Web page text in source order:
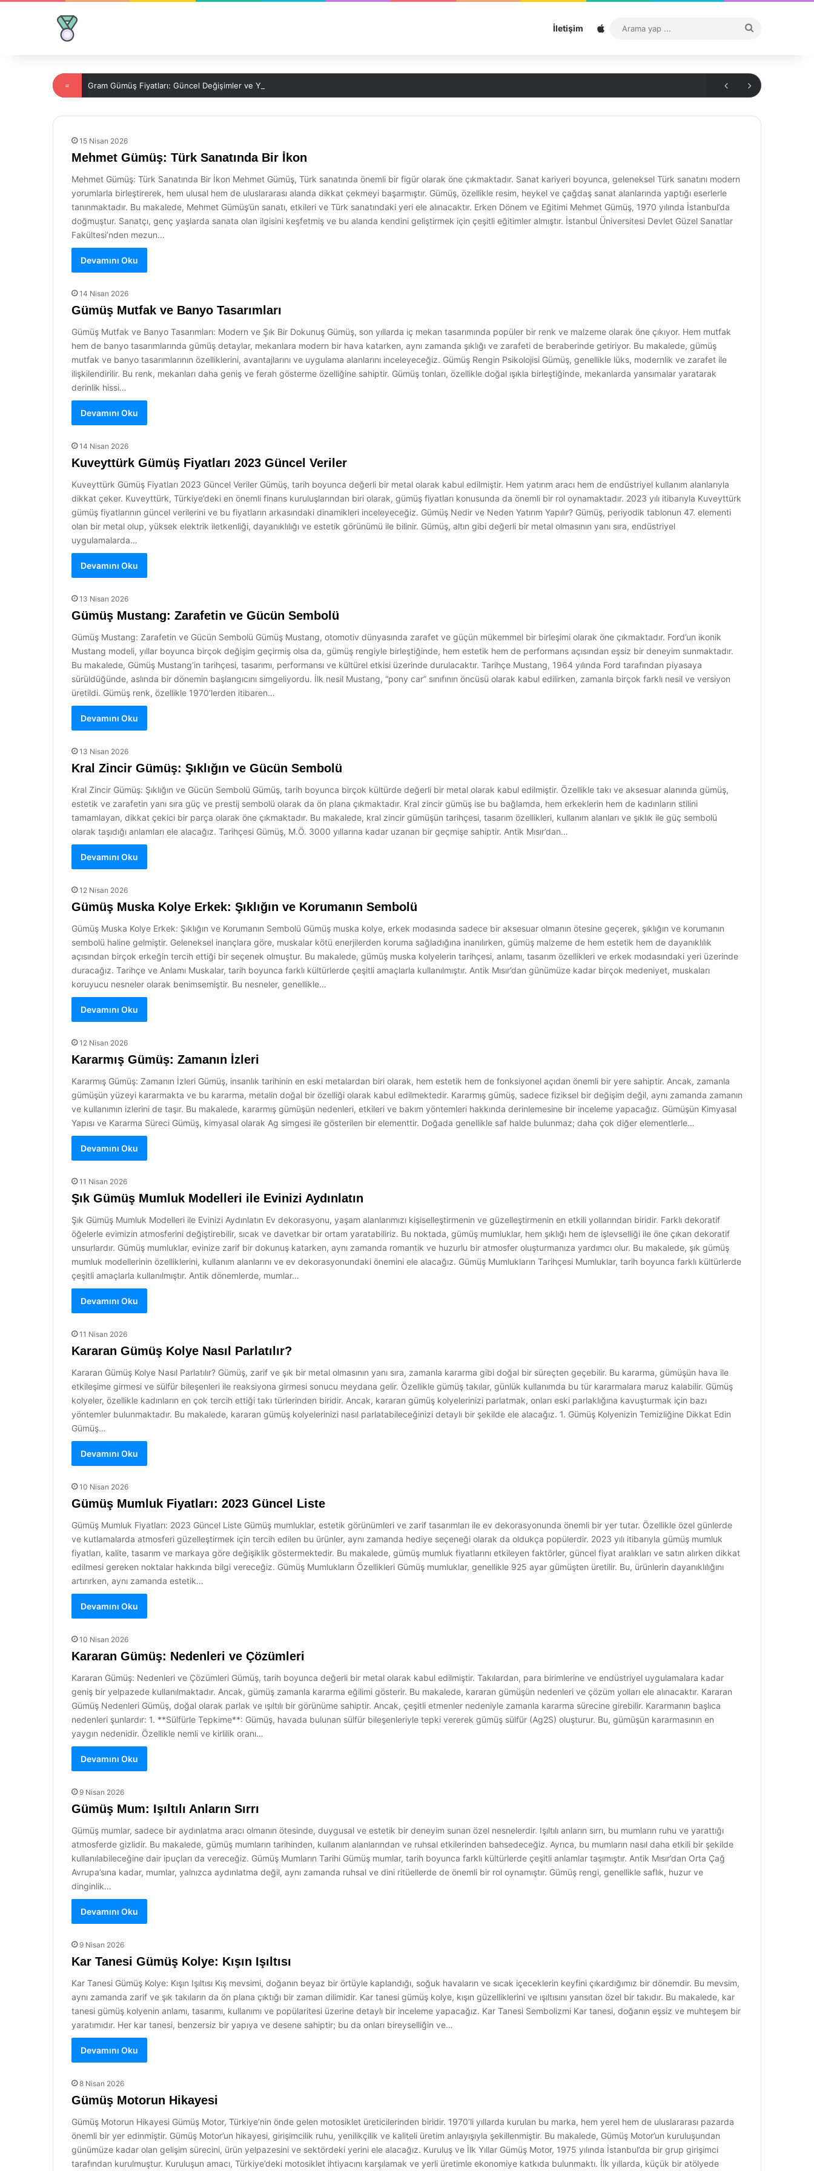
İletişim Sitemap
...
= Gram Gümüş Fiyatları: Güncel Değişimler ve Yatırım Fırsatları
15 Nisan 2026
Mehmet Gümüş: Türk Sanatında Bir İkon
Mehmet Gümüş: Türk Sanatında Bir İkon Mehmet Gümüş, Türk sanatında önemli bir figür olarak öne çıkmaktadır. Sanat kariyeri boyunca, geleneksel Türk sanatını modern
yorumlarla birleştirerek, hem ulusal hem de uluslararası alanda dikkat çekmeyi başarmıştır. Gümüş, özellikle resim, heykel ve çağdaş sanat alanlarında yaptığı eserlerle
tanınmaktadır. Bu makalede, Mehmet Gümüş’ün sanatı, etkileri ve Türk sanatındaki yeri ele alınacaktır. Erken Dönem ve Eğitimi Mehmet Gümüş, 1970 yılında İstanbul’da
doğmuştur. Sanatçı, genç yaşlarda sanata olan ilgisini keşfetmiş ve bu alanda kendini geliştirmek için çeşitli eğitimler almıştır. İstanbul Üniversitesi Devlet Güzel Sanatlar
Fakültesi’nden mezun…
Devamını Oku
14 Nisan 2026
Gümüş Mutfak ve Banyo Tasarımları
Gümüş Mutfak ve Banyo Tasarımları: Modern ve Şık Bir Dokunuş Gümüş, son yıllarda iç mekan tasarımında popüler bir renk ve malzeme olarak öne çıkıyor. Hem mutfak
hem de banyo tasarımlarında gümüş detaylar, mekanlara modern bir hava katarken, aynı zamanda şıklığı ve zarafeti de beraberinde getiriyor. Bu makalede, gümüş
mutfak ve banyo tasarımlarının özelliklerini, avantajlarını ve uygulama alanlarını inceleyeceğiz. Gümüş Rengin Psikolojisi Gümüş, genellikle lüks, modernlik ve zarafet ile
ilişkilendirilir. Bu renk, mekanları daha geniş ve ferah gösterme özelliğine sahiptir. Gümüş tonları, özellikle doğal ışıkla birleştiğinde, mekanlarda yansımalar yaratarak
derinlik hissi…
Devamını Oku
14 Nisan 2026
Kuveyttürk Gümüş Fiyatları 2023 Güncel Veriler
Kuveyttürk Gümüş Fiyatları 2023 Güncel Veriler Gümüş, tarih boyunca değerli bir metal olarak kabul edilmiştir. Hem yatırım aracı hem de endüstriyel kullanım alanlarıyla
dikkat çeker. Kuveyttürk, Türkiye’deki en önemli finans kuruluşlarından biri olarak, gümüş fiyatları konusunda da önemli bir rol oynamaktadır. 2023 yılı itibarıyla Kuveyttürk
gümüş fiyatlarının güncel verilerini ve bu fiyatların arkasındaki dinamikleri inceleyeceğiz. Gümüş Nedir ve Neden Yatırım Yapılır? Gümüş, periyodik tablonun 47. elementi
olan bir metal olup, yüksek elektrik iletkenliği, dayanıklılığı ve estetik görünümü ile bilinir. Gümüş, altın gibi değerli bir metal olmasının yanı sıra, endüstriyel
uygulamalarda…
Devamını Oku
13 Nisan 2026
Gümüş Mustang: Zarafetin ve Gücün Sembolü
Gümüş Mustang: Zarafetin ve Gücün Sembolü Gümüş Mustang, otomotiv dünyasında zarafet ve güçün mükemmel bir birleşimi olarak öne çıkmaktadır. Ford’un ikonik
Mustang modeli, yıllar boyunca birçok değişim geçirmiş olsa da, gümüş rengiyle birleştiğinde, hem estetik hem de performans açısından eşsiz bir deneyim sunmaktadır.
Bu makalede, Gümüş Mustang’in tarihçesi, tasarımı, performansı ve kültürel etkisi üzerinde durulacaktır. Tarihçe Mustang, 1964 yılında Ford tarafından piyasaya
sürüldüğünde, aslında bir dönemin başlangıcını simgeliyordu. İlk nesil Mustang, “pony car” sınıfının öncüsü olarak kabul edilirken, zamanla birçok farklı nesil ve versiyon
üretildi. Gümüş renk, özellikle 1970’lerden itibaren…
Devamını Oku
13 Nisan 2026
Kral Zincir Gümüş: Şıklığın ve Gücün Sembolü
Kral Zincir Gümüş: Şıklığın ve Gücün Sembolü Gümüş, tarih boyunca birçok kültürde değerli bir metal olarak kabul edilmiştir. Özellikle takı ve aksesuar alanında gümüş,
estetik ve zarafetin yanı sıra güç ve prestij sembolü olarak da ön plana çıkmaktadır. Kral zincir gümüş ise bu bağlamda, hem erkeklerin hem de kadınların stilini
tamamlayan, dikkat çekici bir parça olarak öne çıkmaktadır. Bu makalede, kral zincir gümüşün tarihçesi, tasarım özellikleri, kullanım alanları ve şıklık ile güç sembolü
olarak taşıdığı anlamları ele alacağız. Tarihçesi Gümüş, M.Ö. 3000 yıllarına kadar uzanan bir geçmişe sahiptir. Antik Mısır’dan…
Devamını Oku
12 Nisan 2026
Gümüş Muska Kolye Erkek: Şıklığın ve Korumanın Sembolü
Gümüş Muska Kolye Erkek: Şıklığın ve Korumanın Sembolü Gümüş muska kolye, erkek modasında sadece bir aksesuar olmanın ötesine geçerek, şıklığın ve korumanın
sembolü haline gelmiştir. Geleneksel inançlara göre, muskalar kötü enerjilerden koruma sağladığına inanılırken, gümüş malzeme de hem estetik hem de dayanıklılık
açısından birçok erkeğin tercih ettiği bir seçenek olmuştur. Bu makalede, gümüş muska kolyelerin tarihçesi, anlamı, tasarım özellikleri ve erkek modasındaki yeri üzerinde
duracağız. Tarihçe ve Anlamı Muskalar, tarih boyunca farklı kültürlerde çeşitli amaçlarla kullanılmıştır. Antik Mısır’dan günümüze kadar birçok medeniyet, muskaları
koruyucu nesneler olarak benimsemiştir. Bu nesneler, genellikle…
Devamını Oku
12 Nisan 2026
Kararmış Gümüş: Zamanın İzleri
Kararmış Gümüş: Zamanın İzleri Gümüş, insanlık tarihinin en eski metalardan biri olarak, hem estetik hem de fonksiyonel açıdan önemli bir yere sahiptir. Ancak, zamanla
gümüşün yüzeyi kararmakta ve bu kararma, metalin doğal bir özelliği olarak kabul edilmektedir. Kararmış gümüş, sadece fiziksel bir değişim değil, aynı zamanda zamanın
ve kullanımın izlerini de taşır. Bu makalede, kararmış gümüşün nedenleri, etkileri ve bakım yöntemleri hakkında derinlemesine bir inceleme yapacağız. Gümüşün Kimyasal
Yapısı ve Kararma Süreci Gümüş, kimyasal olarak Ag simgesi ile gösterilen bir elementtir. Doğada genellikle saf halde bulunmaz; daha çok diğer elementlerle…
Devamını Oku
11 Nisan 2026
Şık Gümüş Mumluk Modelleri ile Evinizi Aydınlatın
Şık Gümüş Mumluk Modelleri ile Evinizi Aydınlatın Ev dekorasyonu, yaşam alanlarımızı kişiselleştirmenin ve güzelleştirmenin en etkili yollarından biridir. Farklı dekoratif
öğelerle evimizin atmosferini değiştirebilir, sıcak ve davetkar bir ortam yaratabiliriz. Bu noktada, gümüş mumluklar, hem şıklığı hem de işlevselliği ile öne çıkan dekoratif
unsurlardır. Gümüş mumluklar, evinize zarif bir dokunuş katarken, aynı zamanda romantik ve huzurlu bir atmosfer oluşturmanıza yardımcı olur. Bu makalede, şık gümüş
mumluk modellerinin özelliklerini, kullanım alanlarını ve ev dekorasyonundaki önemini ele alacağız. Gümüş Mumlukların Tarihçesi Mumluklar, tarih boyunca farklı kültürlerde
çeşitli amaçlarla kullanılmıştır. Antik dönemlerde, mumlar…
Devamını Oku
11 Nisan 2026
Kararan Gümüş Kolye Nasıl Parlatılır?
Kararan Gümüş Kolye Nasıl Parlatılır? Gümüş, zarif ve şık bir metal olmasının yanı sıra, zamanla kararma gibi doğal bir süreçten geçebilir. Bu kararma, gümüşün hava ile
etkileşime girmesi ve sülfür bileşenleri ile reaksiyona girmesi sonucu meydana gelir. Özellikle gümüş takılar, günlük kullanımda bu tür kararmalara maruz kalabilir. Gümüş
kolyeler, özellikle kadınların en çok tercih ettiği takı türlerinden biridir. Ancak, kararan gümüş kolyelerinizi parlatmak, onları eski parlaklığına kavuşturmak için bazı
yöntemler bulunmaktadır. Bu makalede, kararan gümüş kolyelerinizi nasıl parlatabileceğinizi detaylı bir şekilde ele alacağız. 1. Gümüş Kolyenizin Temizliğine Dikkat Edin
Gümüş…
Devamını Oku
10 Nisan 2026
Gümüş Mumluk Fiyatları: 2023 Güncel Liste
Gümüş Mumluk Fiyatları: 2023 Güncel Liste Gümüş mumluklar, estetik görünümleri ve zarif tasarımları ile ev dekorasyonunda önemli bir yer tutar. Özellikle özel günlerde
ve kutlamalarda atmosferi güzelleştirmek için tercih edilen bu ürünler, aynı zamanda hediye seçeneği olarak da oldukça popülerdir. 2023 yılı itibarıyla gümüş mumluk
fiyatları, kalite, tasarım ve markaya göre değişiklik göstermektedir. Bu makalede, gümüş mumluk fiyatlarını etkileyen faktörler, güncel fiyat aralıkları ve satın alırken dikkat
edilmesi gereken noktalar hakkında bilgi vereceğiz. Gümüş Mumlukların Özellikleri Gümüş mumluklar, genellikle 925 ayar gümüşten üretilir. Bu, ürünlerin dayanıklılığını
artırırken, aynı zamanda estetik…
Devamını Oku
10 Nisan 2026
Kararan Gümüş: Nedenleri ve Çözümleri
Kararan Gümüş: Nedenleri ve Çözümleri Gümüş, tarih boyunca değerli bir metal olarak kabul edilmiştir. Takılardan, para birimlerine ve endüstriyel uygulamalara kadar
geniş bir yelpazede kullanılmaktadır. Ancak, gümüş zamanla kararma eğilimi gösterir. Bu makalede, kararan gümüşün nedenleri ve çözüm yolları ele alınacaktır. Kararan
Gümüş Nedenleri Gümüş, doğal olarak parlak ve ışıltılı bir görünüme sahiptir. Ancak, çeşitli etmenler nedeniyle zamanla kararma sürecine girebilir. Kararmanın başlıca
nedenleri şunlardır: 1. **Sülfürle Tepkime**: Gümüş, havada bulunan sülfür bileşenleriyle tepki vererek gümüş sülfür (Ag2S) oluşturur. Bu, gümüşün kararmasının en
yaygın nedenidir. Özellikle nemli ve kirlilik oranı…
Devamını Oku
9 Nisan 2026
Gümüş Mum: Işıltılı Anların Sırrı
Gümüş mumlar, sadece bir aydınlatma aracı olmanın ötesinde, duygusal ve estetik bir deneyim sunan özel nesnelerdir. Işıltılı anların sırrı, bu mumların ruhu ve yarattığı
atmosferde gizlidir. Bu makalede, gümüş mumların tarihinden, kullanım alanlarından ve ruhsal etkilerinden bahsedeceğiz. Ayrıca, bu mumların nasıl daha etkili bir şekilde
kullanılabileceğine dair ipuçları da vereceğiz. Gümüş Mumların Tarihi Gümüş mumlar, tarih boyunca farklı kültürlerde çeşitli anlamlar taşımıştır. Antik Mısır’dan Orta Çağ
Avrupa’sına kadar, mumlar, yalnızca aydınlatma değil, aynı zamanda ruhsal ve dini ritüellerde de önemli bir rol oynamıştır. Gümüş rengi, genellikle saflık, huzur ve
dinginlik…
Devamını Oku
9 Nisan 2026
Kar Tanesi Gümüş Kolye: Kışın Işıltısı
Kar Tanesi Gümüş Kolye: Kışın Işıltısı Kış mevsimi, doğanın beyaz bir örtüyle kaplandığı, soğuk havaların ve sıcak içeceklerin keyfini çıkardığımız bir dönemdir. Bu mevsim,
aynı zamanda zarif ve şık takıların da ön plana çıktığı bir zaman dilimidir. Kar tanesi gümüş kolye, kışın güzelliklerini ve ışıltısını yansıtan özel bir takıdır. Bu makalede, kar
tanesi gümüş kolyenin anlamı, tasarımı, kullanımı ve popülaritesi üzerine detaylı bir inceleme yapacağız. Kar Tanesi Sembolizmi Kar tanesi, doğanın eşsiz ve muhteşem bir
yaratımıdır. Her kar tanesi, benzersiz bir yapıya ve desene sahiptir; bu da onları bireyselliğin ve…
Devamını Oku
8 Nisan 2026
Gümüş Motorun Hikayesi
Gümüş Motorun Hikayesi Gümüş Motor, Türkiye’nin önde gelen motosiklet üreticilerinden biridir. 1970’li yıllarda kurulan bu marka, hem yerel hem de uluslararası pazarda
önemli bir yer edinmiştir. Gümüş Motor’un hikayesi, girişimcilik ruhu, yenilikçilik ve kaliteli üretim anlayışıyla şekillenmiştir. Bu makalede, Gümüş Motor’un kuruluşundan
günümüze kadar olan gelişim sürecini, ürün yelpazesini ve sektördeki yerini ele alacağız. Kuruluş ve İlk Yıllar Gümüş Motor, 1975 yılında İstanbul’da bir grup girişimci
tarafından kurulmuştur. Kuruluşun amacı, Türkiye’deki motosiklet ihtiyacını karşılamak ve yerli üretimle ekonomiye katkıda bulunmaktı. İlk yıllarda, küçük bir atölyede